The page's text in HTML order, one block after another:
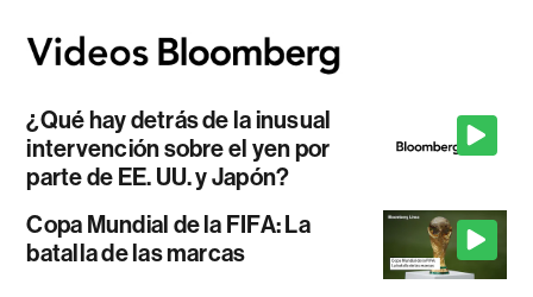
¿Qué hay detrás de la inusual
intervención sobre el yen por
parte de EE. UU. y Japón?
Copa Mundial de la FIFA: La
batalla de las marcas